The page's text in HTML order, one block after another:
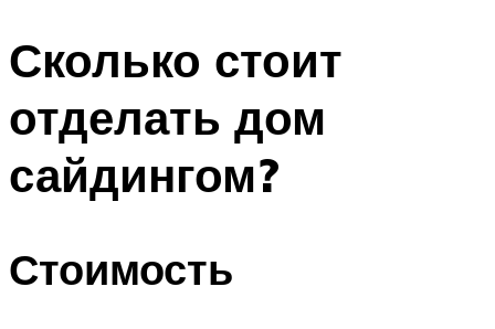
Сколько стоит
отделать дом
сайдингом?
Стоимость